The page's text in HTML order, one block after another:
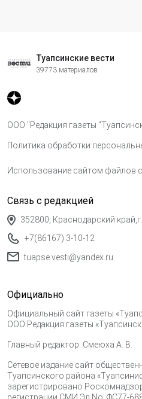
Туапсинские вести
39773 материалов
ООО "Редакция газеты
Политика обработки
Использование сайтом файлов
Связь с редакцией
352800, Краснодарский
+7(86167) 3-10-12
tuapse.vesti@yandex.ru
Официально
Официальный сайт газеты
ООО Редакция газеты
Главный редактор: Смеюха А. В.
Сетевое издание сайт
Туапсинского района
зарегистрировано